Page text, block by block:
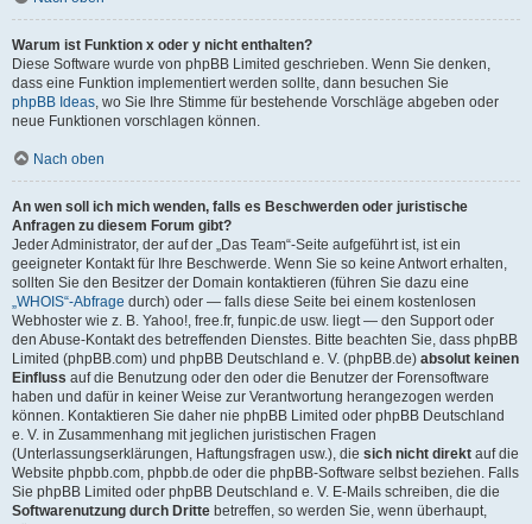
Warum ist Funktion x oder y nicht enthalten?
Diese Software wurde von phpBB Limited geschrieben. Wenn Sie denken,
dass eine Funktion implementiert werden sollte, dann besuchen Sie
phpBB Ideas, wo Sie Ihre Stimme für bestehende Vorschläge abgeben oder
neue Funktionen vorschlagen können.
Nach oben
An wen soll ich mich wenden, falls es Beschwerden oder juristische
Anfragen zu diesem Forum gibt?
Jeder Administrator, der auf der „Das Team“-Seite aufgeführt ist, ist ein
geeigneter Kontakt für Ihre Beschwerde. Wenn Sie so keine Antwort erhalten,
sollten Sie den Besitzer der Domain kontaktieren (führen Sie dazu eine
„WHOIS“-Abfrage durch) oder — falls diese Seite bei einem kostenlosen
Webhoster wie z. B. Yahoo!, free.fr, funpic.de usw. liegt — den Support oder
den Abuse-Kontakt des betreffenden Dienstes. Bitte beachten Sie, dass phpBB
Limited (phpBB.com) und phpBB Deutschland e. V. (phpBB.de) absolut keinen
Einfluss auf die Benutzung oder den oder die Benutzer der Forensoftware
haben und dafür in keiner Weise zur Verantwortung herangezogen werden
können. Kontaktieren Sie daher nie phpBB Limited oder phpBB Deutschland
e. V. in Zusammenhang mit jeglichen juristischen Fragen
(Unterlassungserklärungen, Haftungsfragen usw.), die sich nicht direkt auf die
Website phpbb.com, phpbb.de oder die phpBB-Software selbst beziehen. Falls
Sie phpBB Limited oder phpBB Deutschland e. V. E-Mails schreiben, die die
Softwarenutzung durch Dritte betreffen, so werden Sie, wenn überhaupt,